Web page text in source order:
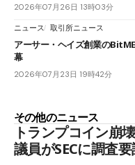
2026年07月26日 13時03分
ニュース 取引所ニュース
アーサー・ヘイズ創業の
幕
2026年07月23日 19時42分
その他のニュース
トランプコイン崩
議員がSECに調査